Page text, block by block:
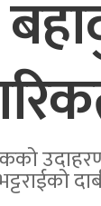
उदाहरण